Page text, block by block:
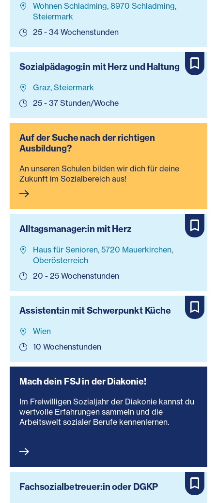
Wohnen Schladming, 8970 Schladming,
Steiermark
25 - 34 Wochenstunden
Sozialpädagog:in mit Herz und Haltung
Graz, Steiermark
25 - 37 Stunden/Woche
Auf der Suche nach der richtigen
Ausbildung?
An unseren Schulen bilden wir dich für deine
Zukunft im Sozialbereich aus!
Alltagsmanager:in mit Herz
Haus für Senioren, 5720 Mauerkirchen,
Oberösterreich
20 - 25 Wochenstunden
Assistent:in mit Schwerpunkt Küche
Wien
10 Wochenstunden
Mach dein FSJ in der Diakonie!
Im Freiwilligen Sozialjahr der Diakonie kannst du
wertvolle Erfahrungen sammeln und die
Arbeitswelt sozialer Berufe kennenlernen.
Fachsozialbetreuer:in oder DGKP